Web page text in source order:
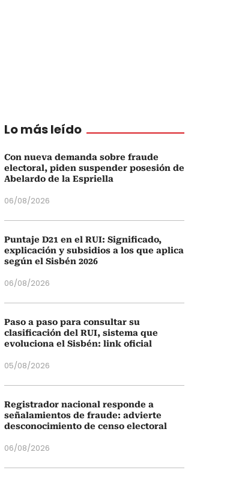
Lo más leído
Con nueva demanda sobre fraude
electoral, piden suspender posesión de
Abelardo de la Espriella
06/08/2026
Puntaje D21 en el RUI: Significado,
explicación y subsidios a los que aplica
según el Sisbén 2026
06/08/2026
Paso a paso para consultar su
clasificación del RUI, sistema que
evoluciona el Sisbén: link oficial
05/08/2026
Registrador nacional responde a
señalamientos de fraude: advierte
desconocimiento de censo electoral
06/08/2026